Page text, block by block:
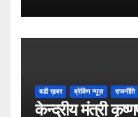
बडी ख़बर ब्रेकिंग न्यूज़ राजनीति
केन्द्रीय मंत्री